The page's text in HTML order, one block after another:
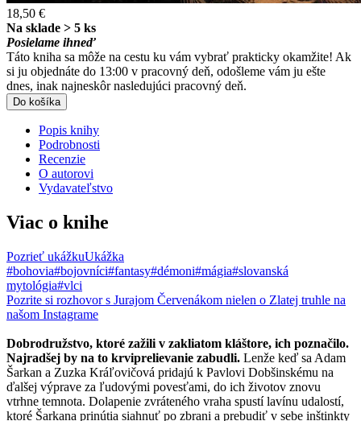
18,50 €
Na sklade > 5 ks
Posielame ihneď
Táto kniha sa môže na cestu ku vám vybrať prakticky okamžite! Ak
si ju objednáte do 13:00 v pracovný deň, odošleme vám ju ešte
dnes, inak najneskôr nasledujúci pracovný deň.
Do košíka
Popis knihy
Podrobnosti
Recenzie
O autorovi
Vydavateľstvo
Viac o knihe
Pozrieť ukážkuUkážka
#bohovia#bojovníci#fantasy#démoni#mágia#slovanská
mytológia#vlci
Pozrite si rozhovor s Jurajom Červenákom nielen o Zlatej truhle na
našom Instagrame
Dobrodružstvo, ktoré zažili v zakliatom kláštore, ich poznačilo.
Najradšej by na to krviprelievanie zabudli. Lenže keď sa Adam
Šarkan a Zuzka Kráľovičová pridajú k Pavlovi Dobšinskému na
ďalšej výprave za ľudovými povesťami, do ich životov znovu
vtrhne temnota. Dolapenie zvráteného vraha spustí lavínu udalostí,
ktoré Šarkana prinútia siahnuť po zbrani a prebudiť v sebe inštinkty